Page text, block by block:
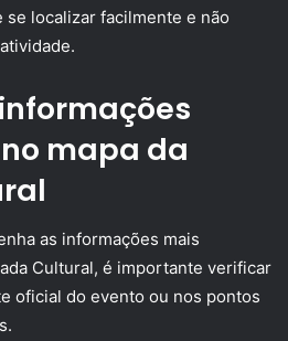
se localizar facilmente e não
mapa da
as informações mais
Cultural, é importante verificar
oficial do evento ou nos pontos